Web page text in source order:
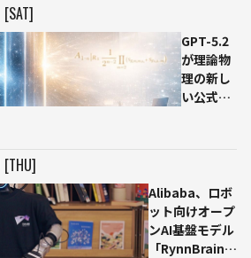
[SAT]
GPT-5.2
が理論物
理の新し
い公式候
「single-
minusツ
リー振
幅」に関
[THU]
Alibaba、ロボ
ット向けオープ
ンAI基盤モデル
「RynnBrain」